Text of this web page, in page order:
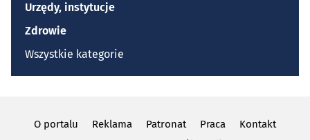
Urzędy, instytucje
Zdrowie
Wszystkie kategorie
O portalu Reklama Patronat Praca
Kontakt